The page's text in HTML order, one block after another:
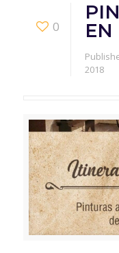
0
EN
2018